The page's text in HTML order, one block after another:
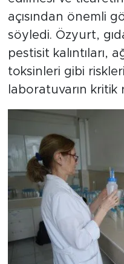
açısından önemli
söyledi. Özyurt,
pestisit kalıntıları,
toksinleri gibi
laboratuvarın kritik